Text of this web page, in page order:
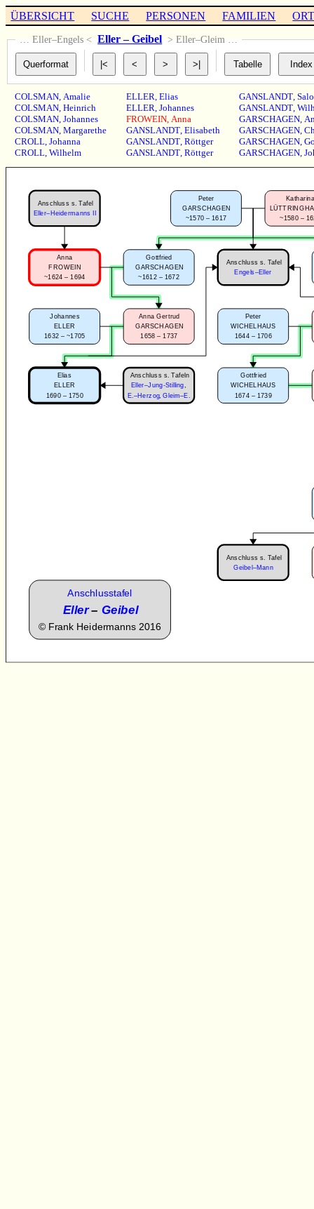
ÜBERSICHT SUCHE PERSONEN FAMILIEN
… Eller–Engels < Eller – Geibel > Eller–Gleim …
COLSMAN,Amalie
COLSMAN,Heinrich
COLSMAN,Johannes
COLSMAN,Margarethe
CROLL,Johanna
CROLL,Wilhelm
ELLER, Elias
ELLER, Johannes
FROWEIN, Anna
GANSLANDT, Elisabeth
GANSLANDT, Röttger
GANSLANDT, Röttger
GANSLANDT,
GANSLANDT,
GARSCHAGEN,
GARSCHAGEN,
GARSCHAGEN,
GARSCHAGEN,
~1580 –
Peter
GARSCHAGEN
~1570 – 1617
Anna
FROWEIN
~1624 – 1694
Gottfried
GARSCHAGEN
~1612 – 1672
Anna Gertrud
GARSCHAGEN
1658 – 1737
Johannes
ELLER
1632 – ~1705
Elias
ELLER
1690 – 1750
Anschluss s. Tafel
Engels–Eller
Anschluss s. Tafel
Eller–Heidermanns II
Peter
WICHELHAUS
1644 – 1706
Gottfried
WICHELHAUS
1674 – 1739
Anschluss s. Tafel
Geibel–Mann
Anschluss s. Tafeln
Eller–Jung-Stilling,
E.–Herzog, Gleim–E.
Anschlusstafel
Eller– Geibel
© Frank Heidermanns 2016